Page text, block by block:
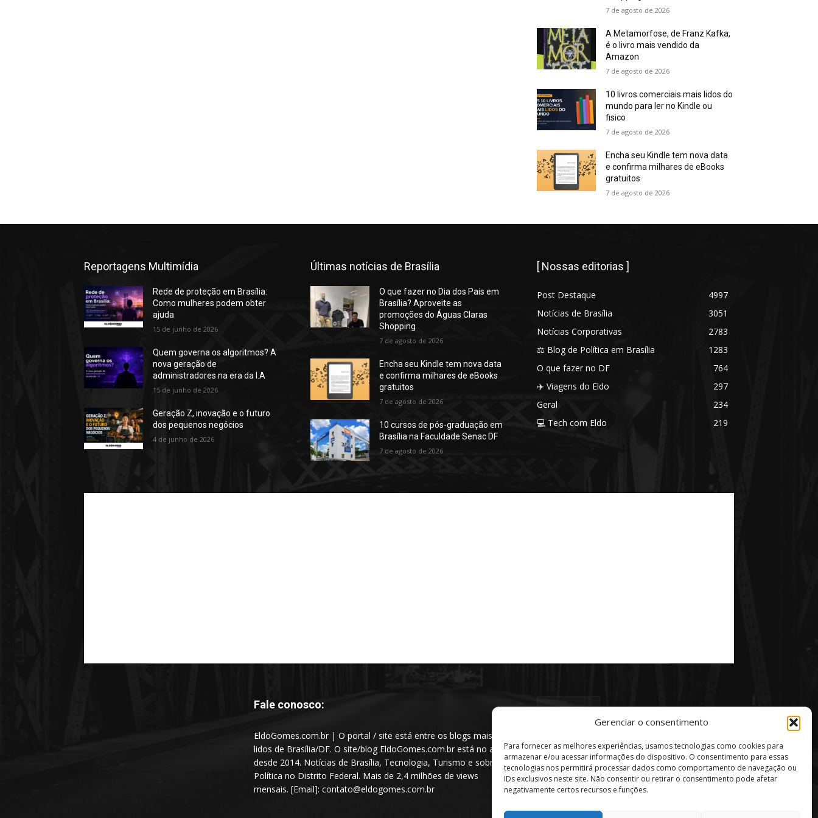
Gerenciar o consentimento
Para fornecer as melhores experiências, usamos tecnologias como cookies para
armazenar e/ou acessar informações do dispositivo. O consentimento para essas
tecnologias nos permitirá processar dados como comportamento de navegação ou
IDs exclusivos neste site. Não consentir ou retirar o consentimento pode afetar
negativamente certos recursos e funções.
7 de agosto de 2026
A Metamorfose, de Franz Kafka,
é o livro mais vendido da
Amazon
7 de agosto de 2026
10 livros comerciais mais lidos do
mundo para ler no Kindle ou
fisico
7 de agosto de 2026
Encha seu Kindle tem nova data
e confirma milhares de eBooks
gratuitos
7 de agosto de 2026
Reportagens Multimídia
Rede de proteção em Brasília:
Como mulheres podem obter
ajuda
15 de junho de 2026
Quem governa os algoritmos? A
nova geração de
administradores na era da I.A
15 de junho de 2026
Geração Z, inovação e o futuro
dos pequenos negócios
4 de junho de 2026
Últimas notícias de Brasília
O que fazer no Dia dos Pais em
Brasília? Aproveite as
promoções do Águas Claras
Shopping
7 de agosto de 2026
Encha seu Kindle tem nova data
e confirma milhares de eBooks
gratuitos
7 de agosto de 2026
10 cursos de pós-graduação em
Brasília na Faculdade Senac DF
7 de agosto de 2026
[ Nossas editorias ]
Post Destaque
4997
Notícias de Brasília
3051
Notícias Corporativas
2783
⚖️ Blog de Política em Brasília
1283
O que fazer no DF
764
✈️ Viagens do Eldo
297
Geral
234
💻 Tech com Eldo
219
Fale conosco:
EldoGomes.com.br | O portal / site está entre os blogs mais
lidos de Brasília/DF. O site/blog EldoGomes.com.br está no ar
desde 2014. Notícias de Brasília, Tecnologia, Turismo e sobre a
Política no Distrito Federal. Mais de 2,4 milhões de views
mensais. [Email]: contato@eldogomes.com.br